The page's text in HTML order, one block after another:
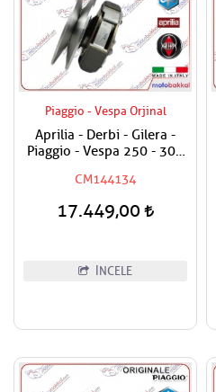
Piaggio - Vespa Orjinal
Aprilia - Derbi - Gilera -
Piaggio - Vespa 250 - 300
CM144134
17.449,00
İNCELE